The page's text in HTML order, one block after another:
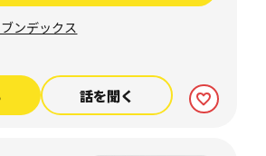
ンデックス
話を聞く